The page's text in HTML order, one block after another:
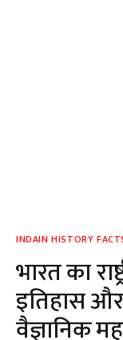
INDAIN HISTORY
भारत का
इतिहास
वैज्ञानिक